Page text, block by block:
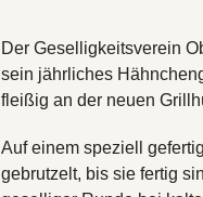
Der Geselligkeitsverein
sein jährliches
fleißig an der neuen
Auf einem speziell
gebrutzelt, bis sie fertig